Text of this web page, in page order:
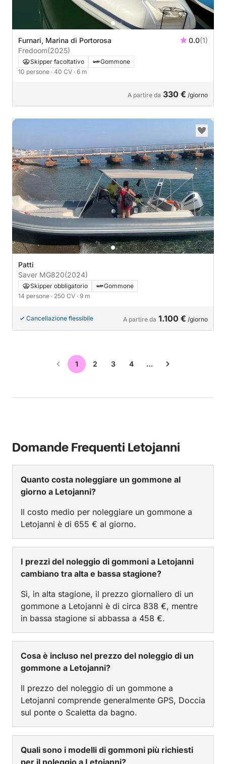
Furnari, Marina di Portorosa 0.0(1)
Fredoom(2025)
Skipper facoltativo
Gommone
10 persone · 40 CV · 6 m
A partire da 330 € /giorno
Patti
Saver MG820(2024)
Skipper obbligatorio
Gommone
14 persone · 250 CV · 9 m
Cancellazione flessibile A partire da 1.100 € /giorno
1 2 3 4 …
Domande Frequenti Letojanni
Quanto costa noleggiare un gommone al
giorno a Letojanni?
Il costo medio per noleggiare un gommone a
Letojanni è di 655 € al giorno.
I prezzi del noleggio di gommoni a Letojanni
cambiano tra alta e bassa stagione?
Sì, in alta stagione, il prezzo giornaliero di un
gommone a Letojanni è di circa 838 €, mentre
in bassa stagione si abbassa a 458 €.
Cosa è incluso nel prezzo del noleggio di un
gommone a Letojanni?
Il prezzo del noleggio di un gommone a
Letojanni comprende generalmente GPS, Doccia
sul ponte o Scaletta da bagno.
Quali sono i modelli di gommoni più richiesti
per il noleggio a Letojanni?